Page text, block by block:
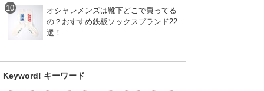
オシャレメンズは靴下どこで買ってる
の？おすすめ鉄板ソックスブランド22
選！
Keyword! キーワード